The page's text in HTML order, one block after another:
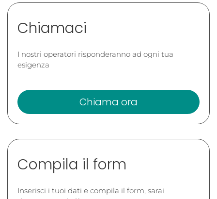
Chiamaci
I nostri operatori risponderanno ad ogni tua
esigenza
Chiama ora
Compila il form
Inserisci i tuoi dati e compila il form, sarai